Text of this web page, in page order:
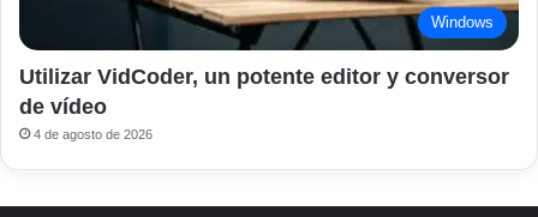
Windows
Utilizar VidCoder, un potente editor y conversor
de vídeo
4 de agosto de 2026